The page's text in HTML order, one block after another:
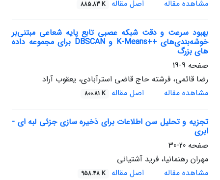
مشاهده مقاله
اصل مقاله 885.83 K
بهبود سرعت و دقت شبکه عصبی تابع پایه شعاعی مبتنی‌بر
خوشه‌بندی‌های ++K-Means و DBSCAN برای مجموعه داده
های بزرگ
صفحه 9-19
رضا قائمی، فرشته حاج قاضی استرآبادی، یعقوب آراد
مشاهده مقاله
اصل مقاله 800.81 K
تجزیه و تحلیل سن اطلاعات برای ذخیره سازی جزئی لبه ای -
ابری
صفحه 20-30
مهران رهنمانیا، فرید آشتیانی
مشاهده مقاله
اصل مقاله 958.48 K